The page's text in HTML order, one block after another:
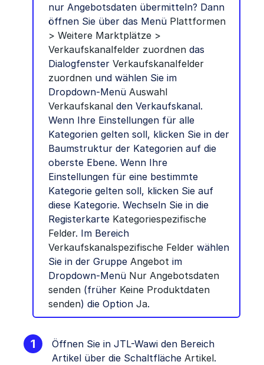
nur Angebotsdaten übermitteln? Dann
öffnen Sie über das Menü Plattformen
> Weitere Marktplätze >
Verkaufskanalfelder zuordnen das
Dialogfenster Verkaufskanalfelder
zuordnen und wählen Sie im
Dropdown-Menü Auswahl
Verkaufskanal den Verkaufskanal.
Wenn Ihre Einstellungen für alle
Kategorien gelten soll, klicken Sie in der
Baumstruktur der Kategorien auf die
oberste Ebene. Wenn Ihre
Einstellungen für eine bestimmte
Kategorie gelten soll, klicken Sie auf
diese Kategorie. Wechseln Sie in die
Registerkarte Kategoriespezifische
Felder. Im Bereich
Verkaufskanalspezifische Felder wählen
Sie in der Gruppe Angebot im
Dropdown-Menü Nur Angebotsdaten
senden (früher Keine Produktdaten
senden) die Option Ja.
Öffnen Sie in JTL-Wawi den Bereich
Artikel über die Schaltfläche Artikel.